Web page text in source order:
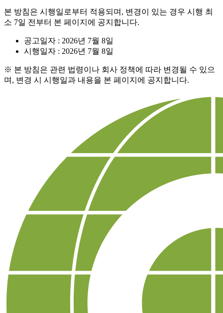
본 방침은 시행일로부터 적용되며, 변경이 있는 경우 시행 최
소 7일 전부터 본 페이지에 공지합니다.
공고일자 : 2026년 7월 8일
시행일자 : 2026년 7월 8일
※ 본 방침은 관련 법령이나 회사 정책에 따라 변경될 수 있으
며, 변경 시 시행일과 내용을 본 페이지에 공지합니다.